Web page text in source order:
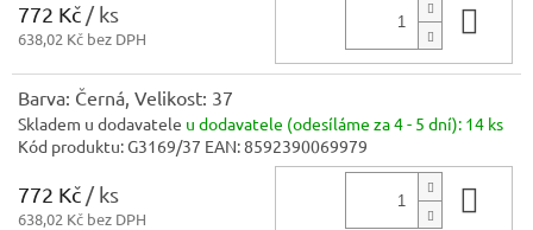
772 Kč / ks
638,02 Kč bez DPH
Barva: Černá, Velikost: 37
Skladem u dodavatele u dodavatele (odesíláme za 4 - 5 dní): 14 ks
Kód produktu:G3169/37 EAN:8592390069979
772 Kč / ks
638,02 Kč bez DPH